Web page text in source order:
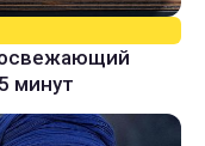
освежающий
минут